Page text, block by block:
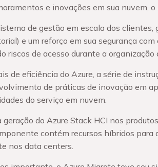
e inovações em sua nuvem, o
de gestão em escala dos
e um reforço em sua segurança
riscos de acesso durante a organização
de eficiência do Azure, a série de
de práticas de inovação em
do serviço em nuvem.
do Azure Stack HCI nos
contém recursos híbridos
nos data centers.